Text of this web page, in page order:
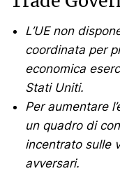
L’UE non
coordinata per
economica
Stati Uniti.
Per aumentare
un quadro di
incentrato sulle
avversari.